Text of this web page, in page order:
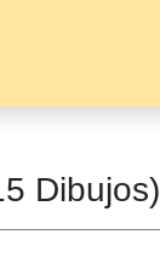
Dibujos)